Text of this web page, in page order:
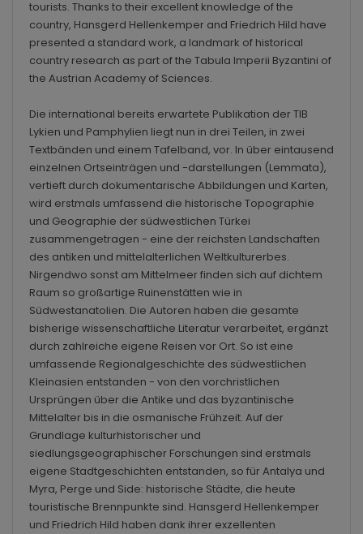
tourists. Thanks to their excellent knowledge of the
country, Hansgerd Hellenkemper and Friedrich Hild have
presented a standard work, a landmark of historical
country research as part of the Tabula Imperii Byzantini of
the Austrian Academy of Sciences.
Die international bereits erwartete Publikation der TIB
Lykien und Pamphylien liegt nun in drei Teilen, in zwei
Textbänden und einem Tafelband, vor. In über eintausend
einzelnen Ortseinträgen und -darstellungen (Lemmata),
vertieft durch dokumentarische Abbildungen und Karten,
wird erstmals umfassend die historische Topographie
und Geographie der südwestlichen Türkei
zusammengetragen - eine der reichsten Landschaften
des antiken und mittelalterlichen Weltkulturerbes.
Nirgendwo sonst am Mittelmeer finden sich auf dichtem
Raum so großartige Ruinenstätten wie in
Südwestanatolien. Die Autoren haben die gesamte
bisherige wissenschaftliche Literatur verarbeitet, ergänzt
durch zahlreiche eigene Reisen vor Ort. So ist eine
umfassende Regionalgeschichte des südwestlichen
Kleinasien entstanden - von den vorchristlichen
Ursprüngen über die Antike und das byzantinische
Mittelalter bis in die osmanische Frühzeit. Auf der
Grundlage kulturhistorischer und
siedlungsgeographischer Forschungen sind erstmals
eigene Stadtgeschichten entstanden, so für Antalya und
Myra, Perge und Side: historische Städte, die heute
touristische Brennpunkte sind. Hansgerd Hellenkemper
und Friedrich Hild haben dank ihrer exzellenten